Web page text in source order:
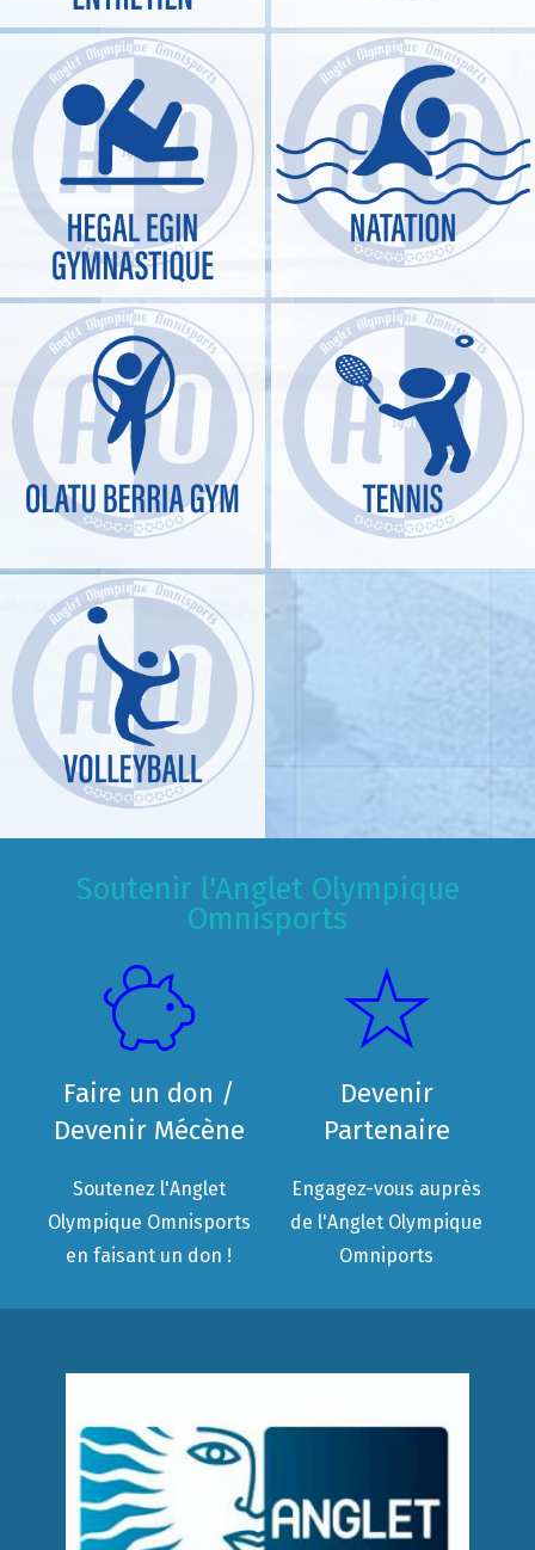
Soutenir l'Anglet Olympique
Omnisports
Faire un don /
Devenir Mécène
Soutenez l'Anglet
Olympique Omnisports
en faisant un don !
Devenir
Partenaire
Engagez-vous auprès
de l'Anglet Olympique
Omniports